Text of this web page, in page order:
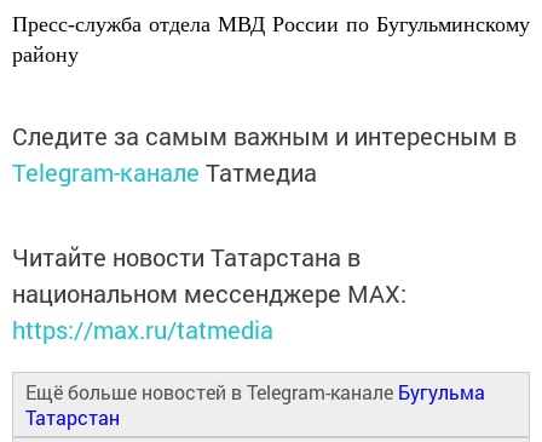
Пресс-служба отдела МВД России по Бугульминскому
району
Следите за самым важным и интересным в
Telegram-канале Татмедиа
Читайте новости Татарстана в
национальном мессенджере MАХ:
https://max.ru/tatmedia
Ещё больше новостей в Telegram-канале Бугульма
Татарстан